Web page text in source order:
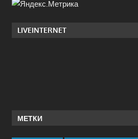
LIVEINTERNET
МЕТКИ